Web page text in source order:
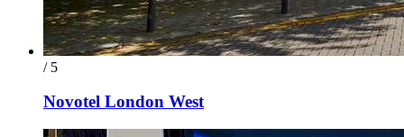
/ 5
Novotel London West